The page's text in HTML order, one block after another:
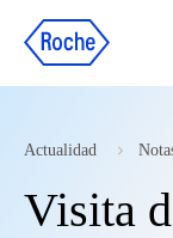
Actualidad
Visita